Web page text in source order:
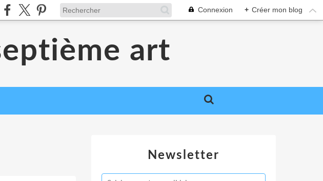
Connexion + Créer mon blog
art
Newsletter